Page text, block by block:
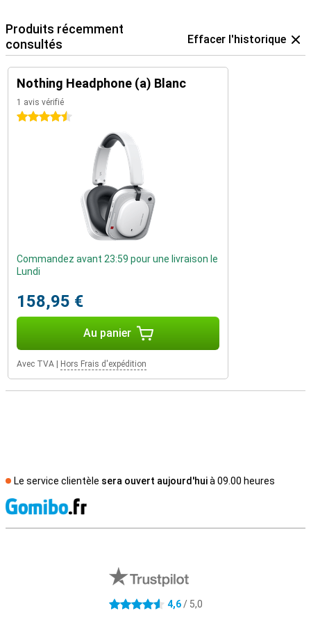
Produits récemment
consultés
Effacer l'historique
Nothing Headphone (a) Blanc
1 avis vérifié
4.5 étoiles
Commandez avant 23:59 pour une livraison le
Lundi
158,95 €
Au panier
Avec TVA Hors Frais d'expédition
Le service clientèle sera ouvert aujourd'huià 09.00 heures
4.6 étoiles 4,6/ 5,0